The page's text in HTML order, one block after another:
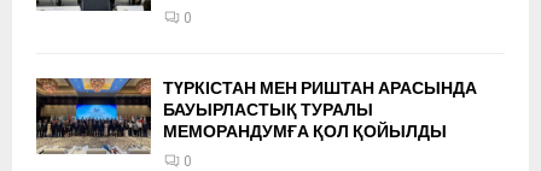
0
ТҮРКІСТАН МЕН РИШТАН АРАСЫНДА
БАУЫРЛАСТЫҚ ТУРАЛЫ
МЕМОРАНДУМҒА ҚОЛ ҚОЙЫЛДЫ
0